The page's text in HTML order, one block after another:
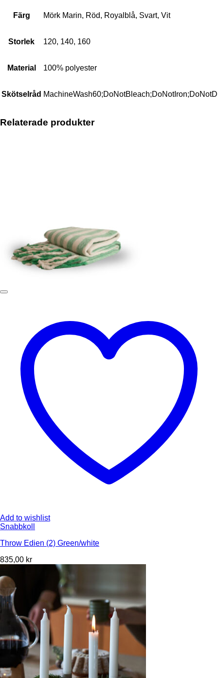
Färg Mörk Marin, Röd, Royalblå, Svart, Vit
Storlek 120, 140, 160
Material 100% polyester
Skötselråd
Relaterade produkter
Add to wishlist
Snabbkoll
Throw Edien (2) Green/white
835,00 kr